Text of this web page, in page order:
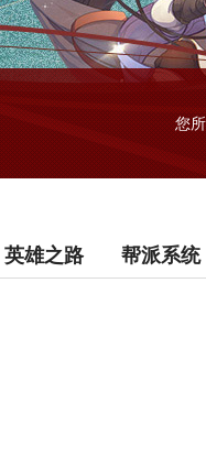
您
英雄之路 帮派系统